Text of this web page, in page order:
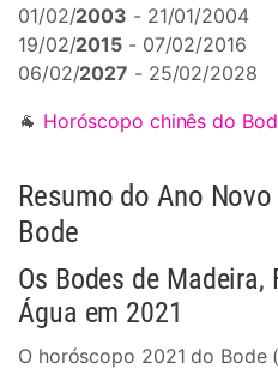
01/02/2003 - 21/01/2004
19/02/2015 - 07/02/2016
06/02/2027 - 25/02/2028
🐐 Horóscopo chinês do
Resumo do Ano
Bode
Os Bodes de Madeira,
Água em 2021
O horóscopo 2021 do Bode